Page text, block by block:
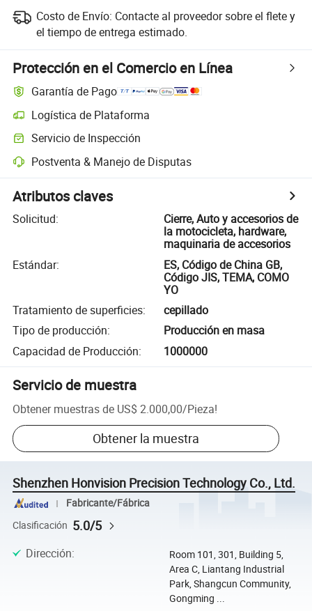
Costo de Envío: Contacte al proveedor sobre el flete y
el tiempo de entrega estimado.
Protección en el Comercio en Línea
Garantía de Pago
Logística de Plataforma
Servicio de Inspección
Postventa & Manejo de Disputas
Atributos claves
Solicitud:
Cierre, Auto y accesorios de
la motocicleta, hardware,
maquinaria de accesorios
Estándar:
ES, Código de China GB,
Código JIS, TEMA, COMO
YO
Tratamiento de superficies:
cepillado
Tipo de producción:
Producción en masa
Capacidad de Producción: 1000000
Servicio de muestra
Obtener muestras de US$ 2.000,00/Pieza!
Obtener la muestra
Shenzhen Honvision Precision Technology Co., Ltd.
Fabricante/Fábrica
Clasificación 5.0/5
Dirección:
Room 101, 301, Building 5,
Area C, Liantang Industrial
Park, Shangcun Community,
Gongming ...